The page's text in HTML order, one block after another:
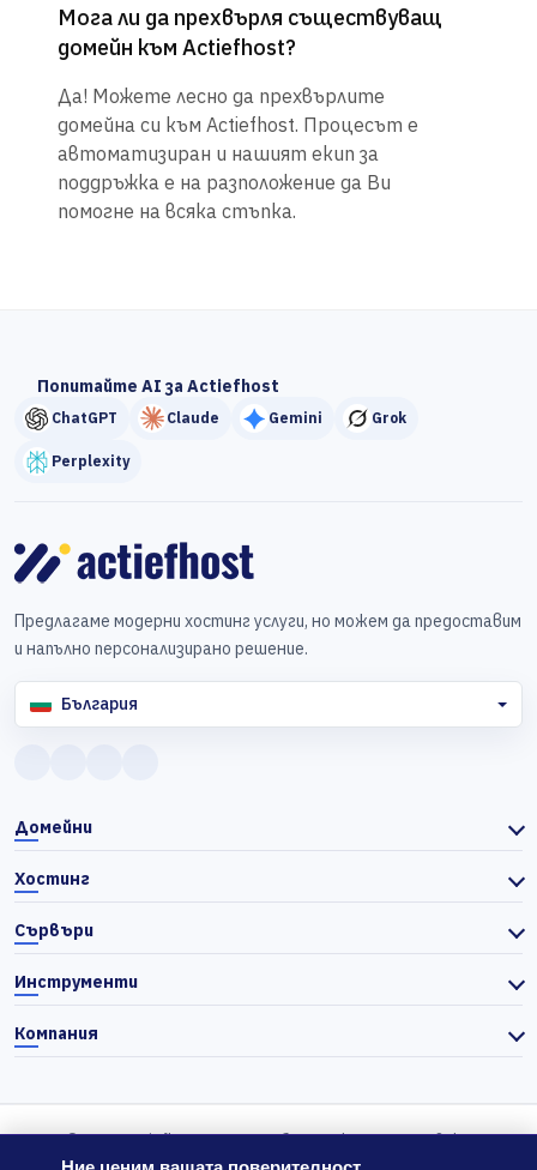
Мога ли да прехвърля съществуващ
домейн към Actiefhost?
Да! Можете лесно да прехвърлите
домейна си към Actiefhost. Процесът е
автоматизиран и нашият екип за
поддръжка е на разположение да Ви
помогне на всяка стъпка.
Попитайте AI за Actiefhost
ChatGPT Claude Gemini Grok
Perplexity
Предлагаме модерни хостинг услуги, но можем да предоставим
и напълно персонализирано решение.
България
Домейни
Хостинг
Сървъри
Инструменти
Компания
© 2026 Actiefhost. Съгласно българското търговско